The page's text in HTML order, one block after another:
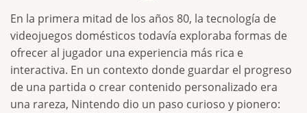
En la primera mitad de los años 80, la tecnología de
videojuegos domésticos todavía exploraba formas de
ofrecer al jugador una experiencia más rica e
interactiva. En un contexto donde guardar el progreso
de una partida o crear contenido personalizado era
una rareza, Nintendo dio un paso curioso y pionero: